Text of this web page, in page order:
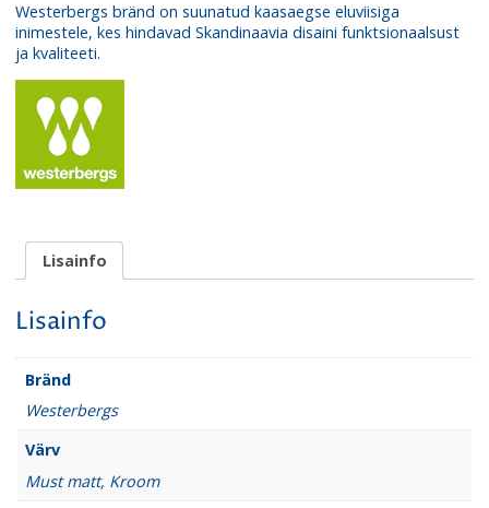
Westerbergs bränd on suunatud kaasaegse eluviisiga
inimestele, kes hindavad Skandinaavia disaini funktsionaalsust
ja kvaliteeti.
Lisainfo
Lisainfo
Bränd
Westerbergs
Värv
Must matt, Kroom